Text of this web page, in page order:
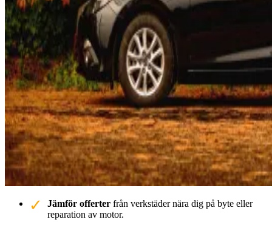
Jämför offerter från verkstäder nära dig på byte eller
reparation av motor.